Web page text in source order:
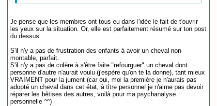
Je pense que les membres ont tous eu dans l'idée le fait de t'ouvrir
les yeux sur la situation. Or, elle est parfaitement résumé sur ton post
du dessus.
S'il n'y a pas de frustration des enfants à avoir un cheval non-
montable, parfait.
S'il n'y a pas de colère à s'être faite "refourguer" un cheval dont
personne d'autre n'aurait voulu (j'espère qu'on te la donne), tant mieux
VRAIMENT pour la jument (car oui, moi la première je n'aurais pas
adopté un cheval dans cet état, à titre personnel je n'aime pas devoir
réparer les bêtises des autres, voilà pour ma psychanalyse
personnelle ^^)